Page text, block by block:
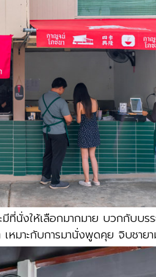
ที่นั่งให้เลือกมากมาย บวกกับบร
มาะกับการมานั่งพูดคุย จิบชายา